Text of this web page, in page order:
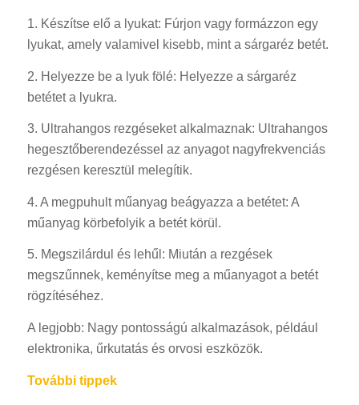
1. Készítse elő a lyukat: Fúrjon vagy formázzon egy
lyukat, amely valamivel kisebb, mint a sárgaréz betét.
2. Helyezze be a lyuk fölé: Helyezze a sárgaréz
betétet a lyukra.
3. Ultrahangos rezgéseket alkalmaznak: Ultrahangos
hegesztőberendezéssel az anyagot nagyfrekvenciás
rezgésen keresztül melegítik.
4. A megpuhult műanyag beágyazza a betétet: A
műanyag körbefolyik a betét körül.
5. Megszilárdul és lehűl: Miután a rezgések
megszűnnek, keményítse meg a műanyagot a betét
rögzítéséhez.
A legjobb: Nagy pontosságú alkalmazások, például
elektronika, űrkutatás és orvosi eszközök.
További tippek